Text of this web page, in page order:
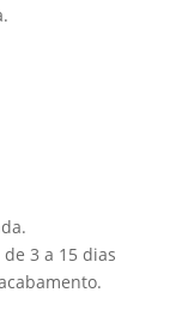
3 a 15 dias